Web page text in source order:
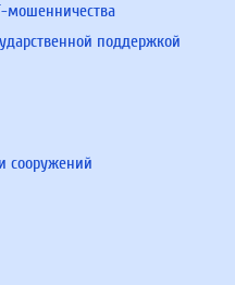
мошенничества
поддержкой
сооружений